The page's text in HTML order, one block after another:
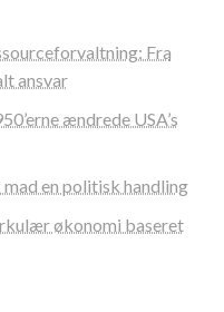
Fra
ansvar
ændrede USA’s
en politisk handling
økonomi baseret